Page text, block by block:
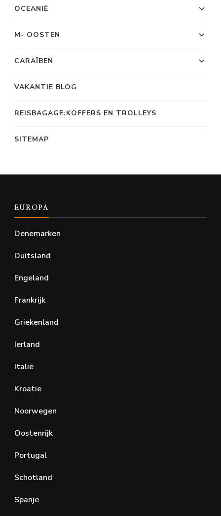
OCEANIË
M- OOSTEN
CARAÏBEN
VAKANTIE BLOG
REISBAGAGE:KOFFERS EN TROLLEYS
SITEMAP
EUROPA
Denemarken
Duitsland
Engeland
Frankrijk
Griekenland
Ierland
Italië
Kroatie
Noorwegen
Oostenrijk
Portugal
Schotland
Spanje